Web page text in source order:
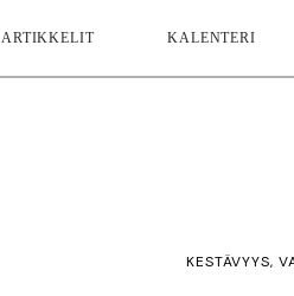
ARTIKKELIT KALENTERI
KESTÄVYYS,